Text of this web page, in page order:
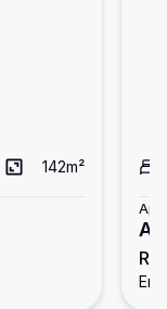
142m²
3